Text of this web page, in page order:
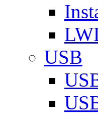
USB